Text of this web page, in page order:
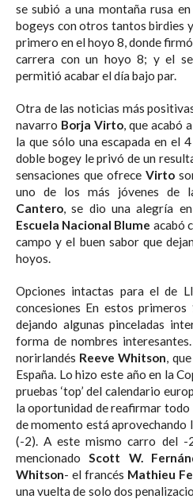
se subió a una montaña rusa
bogeys con otros tantos birdies
primero en el hoyo 8, donde
carrera con un hoyo 8; y el
permitió acabar el día bajo par.
Otra de las noticias más
navarro Borja Virto, que acabó
la que sólo una escapada en el
doble bogey le privó de un
sensaciones que ofrece Virto
uno de los más jóvenes de la
Cantero, se dio una alegría en
Escuela Nacional Blume acabó
campo y el buen sabor que
hoyos.
Opciones intactas para el de
concesiones En estos
dejando algunas pinceladas
forma de nombres
norirlandés Reeve Whitson,
España. Lo hizo este año en la
pruebas ‘top’ del calendario
la oportunidad de reafirmar todo
de momento está aprovechando
(-2). A este mismo carro del -
mencionado Scott W.
Whitson- el francés Mathieu
una vuelta de solo dos